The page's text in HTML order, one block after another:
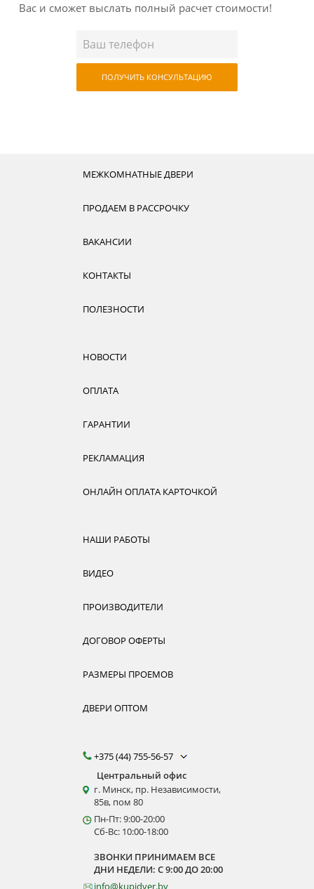
Вас и сможет выслать полный расчет стоимости!
ПОЛУЧИТЬ КОНСУЛЬТАЦИЮ
МЕЖКОМНАТНЫЕ ДВЕРИ
ПРОДАЕМ В РАССРОЧКУ
ВАКАНСИИ
КОНТАКТЫ
ПОЛЕЗНОСТИ
НОВОСТИ
ОПЛАТА
ГАРАНТИИ
РЕКЛАМАЦИЯ
ОНЛАЙН ОПЛАТА КАРТОЧКОЙ
НАШИ РАБОТЫ
ВИДЕО
ПРОИЗВОДИТЕЛИ
ДОГОВОР ОФЕРТЫ
РАЗМЕРЫ ПРОЕМОВ
ДВЕРИ ОПТОМ
+375 (44) 755-56-57
Центральный офис
г. Минск, пр. Независимости,
85в, пом 80
Пн-Пт: 9:00-20:00
Сб-Вс: 10:00-18:00
ЗВОНКИ ПРИНИМАЕМ ВСЕ
ДНИ НЕДЕЛИ: С 9:00 ДО 20:00
info@kupidver.by